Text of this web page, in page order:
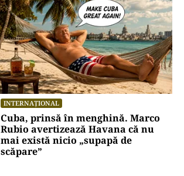
INTERNAȚIONAL
Cuba, prinsă în menghină. Marco
Rubio avertizează Havana că nu
mai există nicio „supapă de
scăpare”